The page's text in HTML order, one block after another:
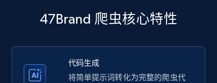
price, Currency, Availability, Reviews count, and
47Brand 爬虫核心特性
代码生成
将简单提示词转化为完整的爬虫代